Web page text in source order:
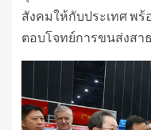
สังคมให้กับประเทศ พ
ตอบโจทย์การขนส่งสา